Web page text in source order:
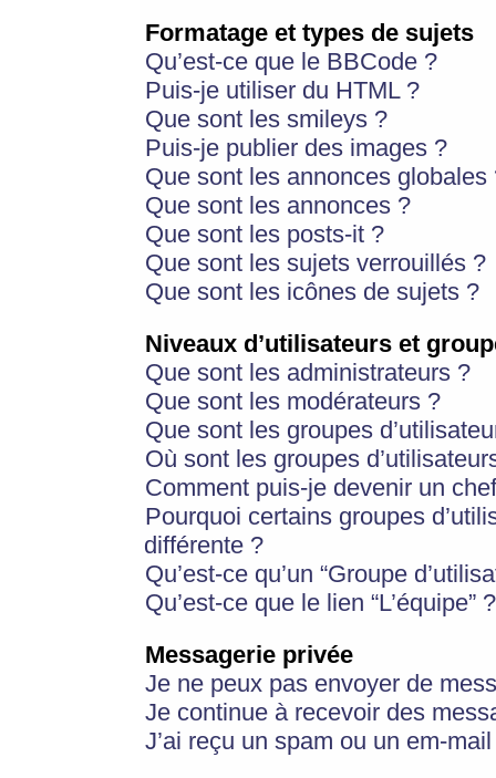
Formatage et types de sujets
Qu’est-ce que le BBCode ?
Puis-je utiliser du HTML ?
Que sont les smileys ?
Puis-je publier des images ?
Que sont les annonces globales
Que sont les annonces ?
Que sont les posts-it ?
Que sont les sujets verrouillés ?
Que sont les icônes de sujets ?
Niveaux d’utilisateurs et
Que sont les administrateurs ?
Que sont les modérateurs ?
Que sont les groupes
Où sont les groupes
Comment puis-je devenir un
Pourquoi certains groupes
différente ?
Qu’est-ce qu’un “Groupe
Qu’est-ce que le lien “L’équipe” ?
Messagerie privée
Je ne peux pas envoyer de
Je continue à recevoir des
J’ai reçu un spam ou un em-